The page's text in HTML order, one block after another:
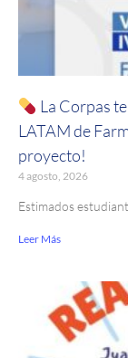
La Corpas
LATAM de
proyecto!
4 agosto, 2026
Estimados
Leer Más